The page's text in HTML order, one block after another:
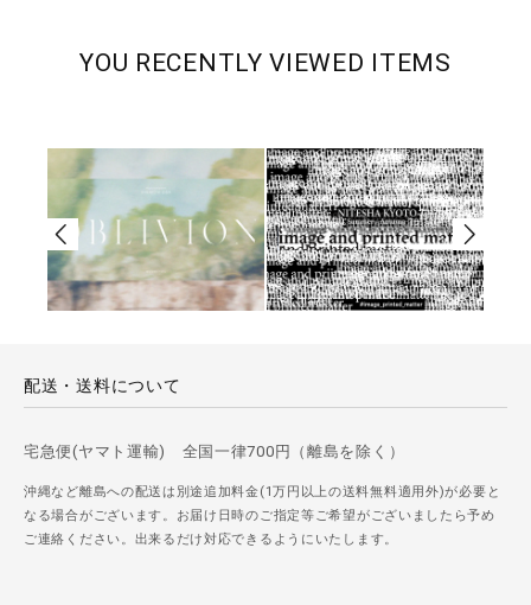
YOU RECENTLY VIEWED ITEMS
配送・送料について
宅急便(ヤマト運輸) 全国一律700円（離島を除く）
沖縄など離島への配送は別途追加料金(1万円以上の送料無料適用外)が必要と
なる場合がございます。お届け日時のご指定等ご希望がございましたら予め
ご連絡ください。出来るだけ対応できるようにいたします。